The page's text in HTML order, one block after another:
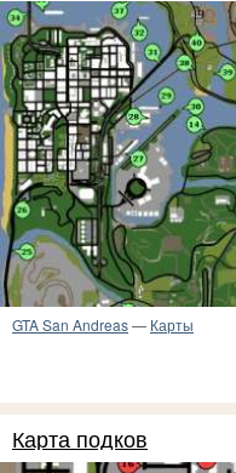
GTA San Andreas— Карты
Карта подков